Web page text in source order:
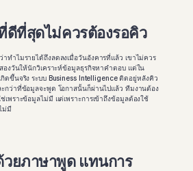
ดีที่สุดไม่ควรต้องรอคิว
าทำไมรายได้ถึงลดลงเมื่อวันอังคารที่แล้ว เขาไม่ควร
องวันให้นักวิเคราะห์ข้อมูลธุรกิจหาคำตอบ แต่ใน
ดขึ้นจริง ระบบ Business Intelligence ติดอยู่หลังคิว
กว่าที่ข้อมูลจะพูด โอกาสนั้นก็ผ่านไปแล้ว ทีมงานต้อง
พราะข้อมูลไม่มี แต่เพราะการเข้าถึงข้อมูลต้องใช้
ม่มี
ยภาษาพูด แทนการ